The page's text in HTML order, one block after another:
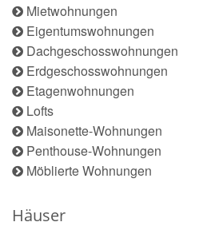
Mietwohnungen
Eigentumswohnungen
Dachgeschosswohnungen
Erdgeschosswohnungen
Etagenwohnungen
Lofts
Maisonette-Wohnungen
Penthouse-Wohnungen
Möblierte Wohnungen
Häuser